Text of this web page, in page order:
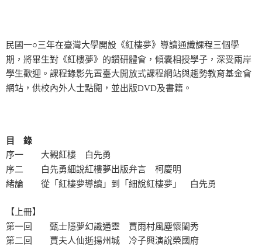
民國一○三年在臺灣大學開設《紅樓夢》導讀通識課程三個學
期，將畢生對《紅樓夢》的鑽研體會，傾囊相授學子，深受兩岸
學生歡迎。課程錄影先置臺大開放式課程網站與趨勢教育基金會
網站，供校內外人士點閱，並出版DVD及書籍。
目 錄
序一 大觀紅樓 白先勇
序二 白先勇細說紅樓夢出版弁言 柯慶明
緒論 從「紅樓夢導讀」到「細說紅樓夢」 白先勇
【上冊】
第一回 甄士隱夢幻識通靈 賈雨村風塵懷閨秀
第二回 賈夫人仙逝揚州城 冷子興演說榮國府